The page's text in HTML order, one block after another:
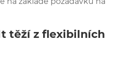
těží z flexibilních